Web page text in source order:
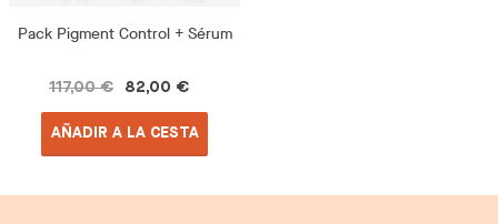
Pack Pigment Control + Sérum
117,00 € 82,00 €
AÑADIR A LA CESTA